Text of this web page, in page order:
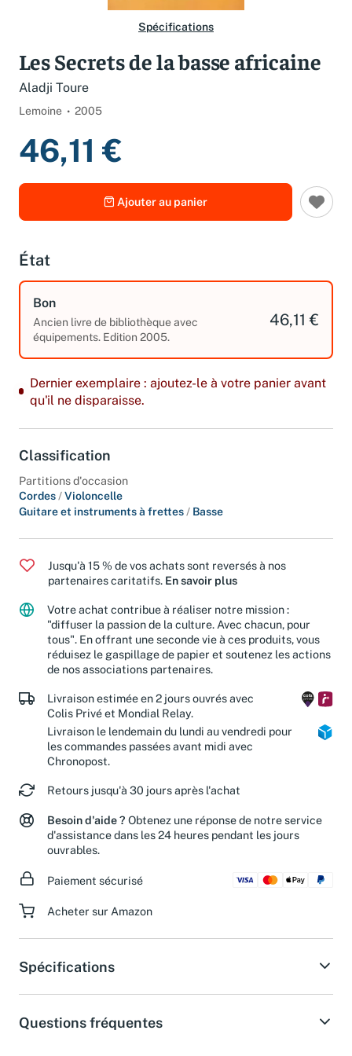
Spécifications
Les Secrets de la basse africaine
Aladji Toure
Lemoine 2005
46,11 €
Ajouter au panier
État
Bon
Ancien livre de bibliothèque avec
équipements. Edition 2005.
46,11 €
Dernier exemplaire : ajoutez-le à votre panier avant
qu'il ne disparaisse.
Classification
Partitions d'occasion
Cordes/Violoncelle
Guitare et instruments à frettes/ Basse
Jusqu'à 15 % de vos achats sont reversés à nos
partenaires caritatifs. En savoir plus
Votre achat contribue à réaliser notre mission :
"diffuser la passion de la culture. Avec chacun, pour
tous". En offrant une seconde vie à ces produits, vous
réduisez le gaspillage de papier et soutenez les actions
de nos associations partenaires.
Livraison estimée en 2 jours ouvrés avec
Colis Privé et Mondial Relay.
Livraison le lendemain du lundi au vendredi pour
les commandes passées avant midi avec
Chronopost.
Retours jusqu'à 30 jours après l'achat
Besoin d'aide ? Obtenez une réponse de notre service
d'assistance dans les 24 heures pendant les jours
ouvrables.
Paiement sécurisé
Acheter sur Amazon
Spécifications
Questions fréquentes